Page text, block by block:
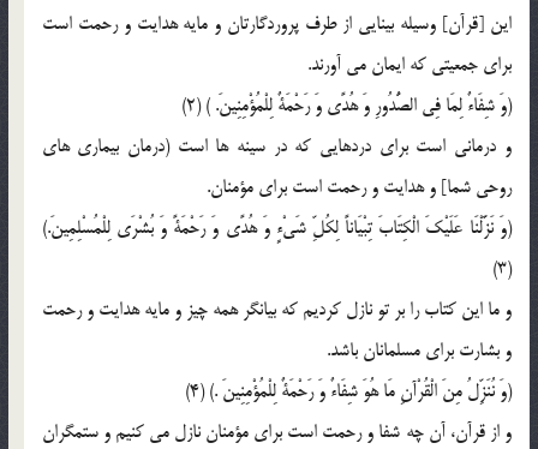
اين [قرآن] وسيله بينايي از طرف پروردگارتان و مايه هدايت و رحمت است
براي جمعيتي که ايمان مي آورند.
(وَ شِفَاءٌ لِمَا فِي الصُّدُورِ وَ هُدًى وَ رَحْمَةٌ لِلْمُؤْمِنِينَ.‌ ) (2)
و درماني است براي دردهايي که در سينه ها است (درمان بيماري هاي
روحي شما] و هدايت و رحمت است براي مؤمنان.
(وَ نَزَّلْنَا عَلَيْکَ الْکِتَابَ تِبْيَاناً لِکُلِّ شَيْ‌ءٍ وَ هُدًى وَ رَحْمَةً وَ بُشْرَى لِلْمُسْلِمِينَ‌.)
(3)
و ما اين کتاب را بر تو نازل کرديم که بيانگر همه چيز و مايه هدايت و رحمت
و بشارت براي مسلمانان باشد.
(وَ نُنَزِّلُ مِنَ الْقُرْآنِ مَا هُوَ شِفَاءٌ وَ رَحْمَةٌ لِلْمُؤْمِنِينَ .) (4)
و از قرآن، آن چه شفا و رحمت است براي مؤمنان نازل مي کنيم و ستمگران